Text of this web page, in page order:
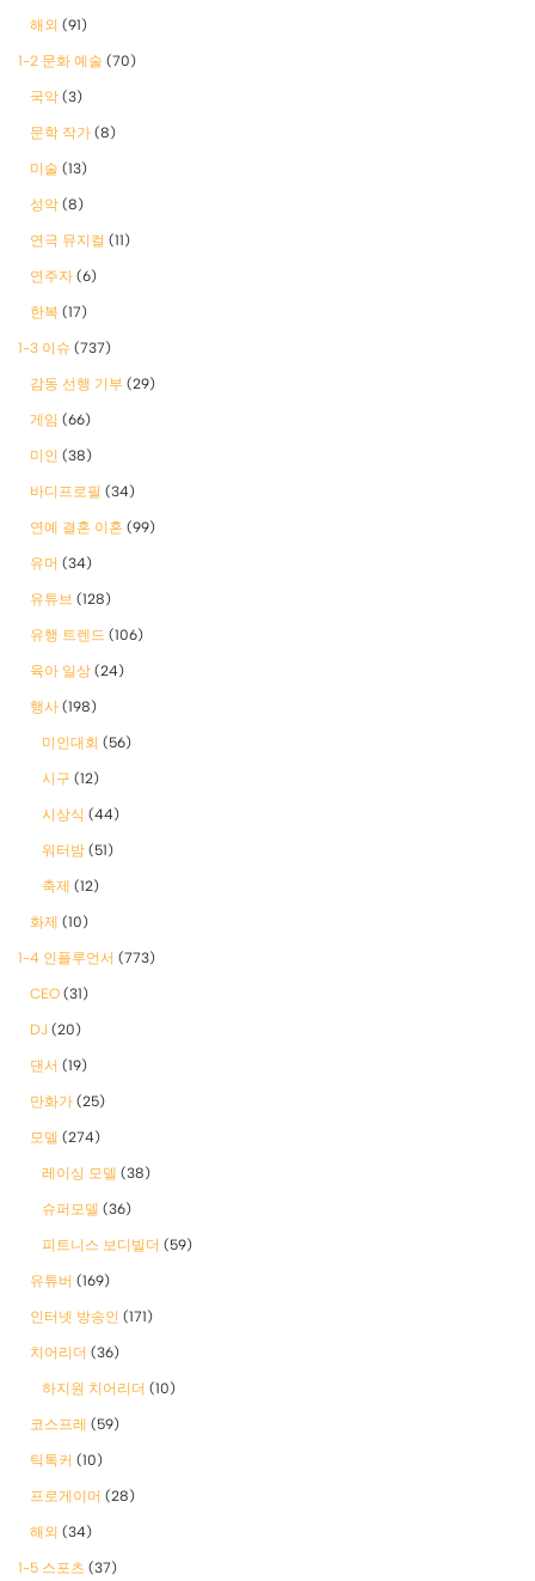
해외 (91)
1-2 문화 예술 (70)
국악 (3)
문학 작가 (8)
미술 (13)
성악 (8)
연극 뮤지컬 (11)
연주자 (6)
한복 (17)
1-3 이슈 (737)
감동 선행 기부 (29)
게임 (66)
미인 (38)
바디프로필 (34)
연예 결혼 이혼 (99)
유머 (34)
유튜브 (128)
유행 트렌드 (106)
육아 일상 (24)
행사 (198)
미인대회 (56)
시구 (12)
시상식 (44)
워터밤 (51)
축제 (12)
화제 (10)
1-4 인플루언서 (773)
CEO (31)
DJ (20)
댄서 (19)
만화가 (25)
모델 (274)
레이싱 모델 (38)
슈퍼모델 (36)
피트니스 보디빌더 (59)
유튜버 (169)
인터넷 방송인 (171)
치어리더 (36)
하지원 치어리더 (10)
코스프레 (59)
틱톡커 (10)
프로게이머 (28)
해외 (34)
1-5 스포츠 (37)